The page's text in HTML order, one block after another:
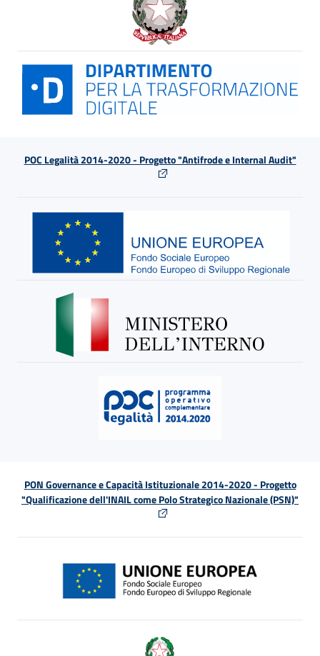
POC Legalità 2014-2020 - Progetto "Antifrode e Internal Audit"
PON Governance e Capacità Istituzionale 2014-2020 - Progetto
"Qualificazione dell'INAIL come Polo Strategico Nazionale (PSN)"